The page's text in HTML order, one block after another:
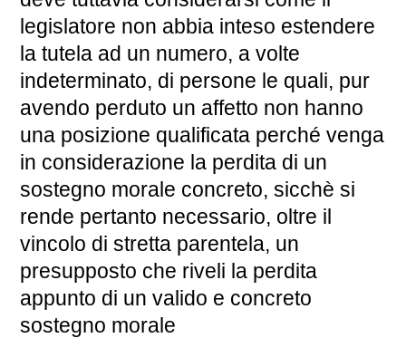
legislatore non abbia inteso estendere
la tutela ad un numero, a volte
indeterminato, di persone le quali, pur
avendo perduto un affetto non hanno
una posizione qualificata perché venga
in considerazione la perdita di un
sostegno morale concreto, sicchè si
rende pertanto necessario, oltre il
vincolo di stretta parentela, un
presupposto che riveli la perdita
appunto di un valido e concreto
sostegno morale